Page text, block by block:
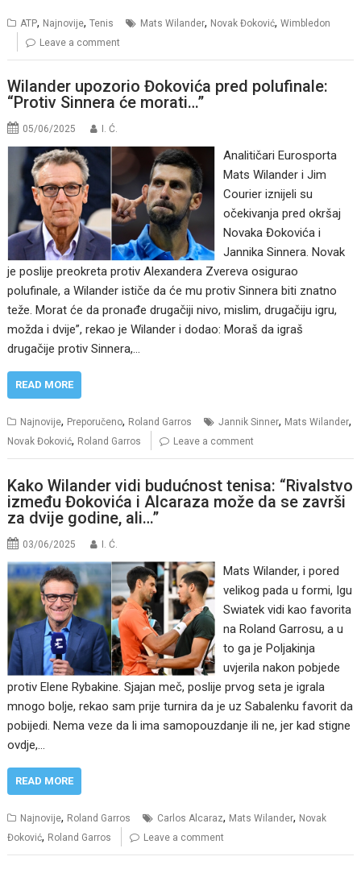
ATP, Najnovije,Tenis Mats Wilander, Novak Đoković,Wimbledon
Leave a comment
Wilander upozorio Đokovića pred polufinale:
“Protiv Sinnera će morati…”
05/06/2025 I. Ć.
Analitičari Eurosporta
Mats Wilander i Jim
Courier iznijeli su
očekivanja pred okršaj
Novaka Đokovića i
Jannika Sinnera. Novak
je poslije preokreta protiv Alexandera Zvereva osigurao
polufinale, a Wilander ističe da će mu protiv Sinnera biti znatno
teže. Morat će da pronađe drugačiji nivo, mislim, drugačiju igru,
možda i dvije”, rekao je Wilander i dodao: Moraš da igraš
drugačije protiv Sinnera,…
READ MORE
Najnovije, Preporučeno, Roland Garros Jannik Sinner, Mats Wilander,
Novak Đoković, Roland Garros Leave a comment
Kako Wilander vidi budućnost tenisa: “Rivalstvo
između Đokovića i Alcaraza može da se završi
za dvije godine, ali…”
03/06/2025 I. Ć.
Mats Wilander, i pored
velikog pada u formi, Igu
Swiatek vidi kao favorita
na Roland Garrosu, a u
to ga je Poljakinja
uvjerila nakon pobjede
protiv Elene Rybakine. Sjajan meč, poslije prvog seta je igrala
mnogo bolje, rekao sam prije turnira da je uz Sabalenku favorit da
pobijedi. Nema veze da li ima samopouzdanje ili ne, jer kad stigne
ovdje,…
READ MORE
Najnovije, Roland Garros Carlos Alcaraz, Mats Wilander, Novak
Đoković, Roland Garros Leave a comment